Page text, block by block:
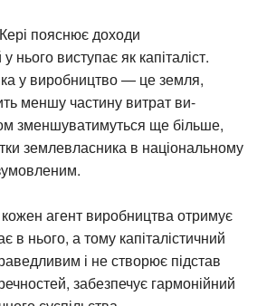
пояснює доходи
нього виступає як капіталіст.
у виробництво — це земля,
меншу частину витрат ви-
зменшуватимуться ще більше,
землевласника в національному
агент виробництва отримує
в нього, а тому капіталістичний
і не створює підстав
забезпечує гармонійний